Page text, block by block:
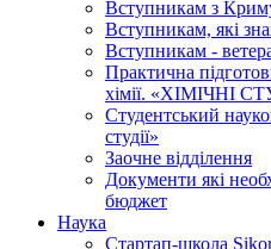
Вступникам з
Вступникам, які
Вступникам -
Практична
хімії. «ХІМІЧНІ
Студентський
студії»
Заочне відділення
Документи які
бюджет
Наука
Стартап-школа